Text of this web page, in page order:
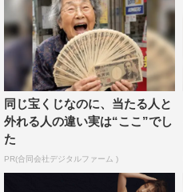
https://youtu.be/bcspKygvdcg
ピーチ・ジョン公式サイト：
この記事の写真
同じ宝くじなのに、当たる人と
外れる人の違い実は“ここ”でし
た
PR(合同会社デジタルファーム )